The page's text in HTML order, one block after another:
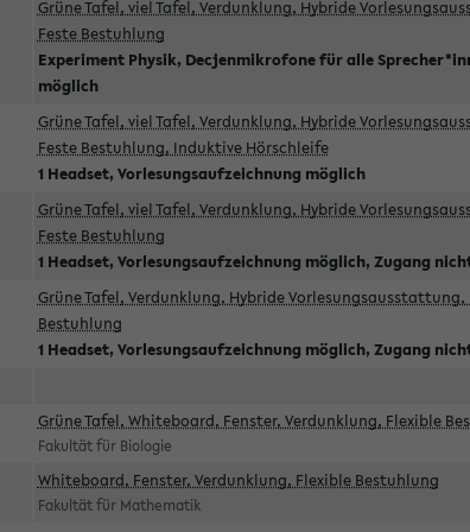
Grüne Tafel, viel Tafel, Verdunklung, Hybride
Feste Bestuhlung
Experiment Physik, Decjenmikrofone für alle
möglich
Grüne Tafel, viel Tafel, Verdunklung, Hybride
Feste Bestuhlung, Induktive Hörschleife
1 Headset, Vorlesungsaufzeichnung möglich
Grüne Tafel, viel Tafel, Verdunklung, Hybride
Feste Bestuhlung
1 Headset, Vorlesungsaufzeichnung möglich, Zugang
Grüne Tafel, Verdunklung, Hybride Vorlesungsausstattung,
Bestuhlung
1 Headset, Vorlesungsaufzeichnung möglich, Zugang
Grüne Tafel, Whiteboard, Fenster, Verdunklung, Flexible
Fakultät für Biologie
Whiteboard, Fenster, Verdunklung, Flexible Bestuhlung
Fakultät für Mathematik